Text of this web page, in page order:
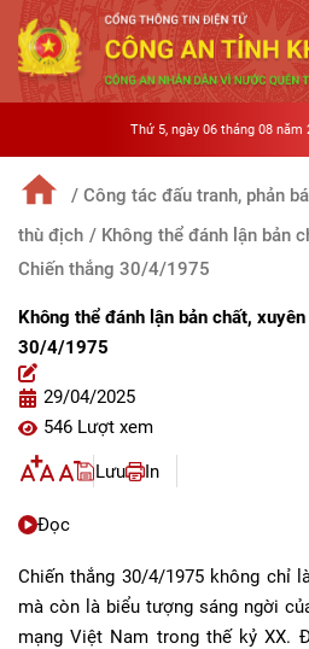
Thứ 5, ngày 06 tháng 08 năm
/ Công tác đấu tranh, phản
thù địch / Không thể đánh lận bản
Chiến thắng 30/4/1975
Không thể đánh lận bản chất,
30/4/1975
29/04/2025
546 Lượt xem
Lưu In
Đọc
Chiến thắng 30/4/1975 không chỉ
mà còn là biểu tượng sáng ngời
mạng Việt Nam trong thế kỷ XX.